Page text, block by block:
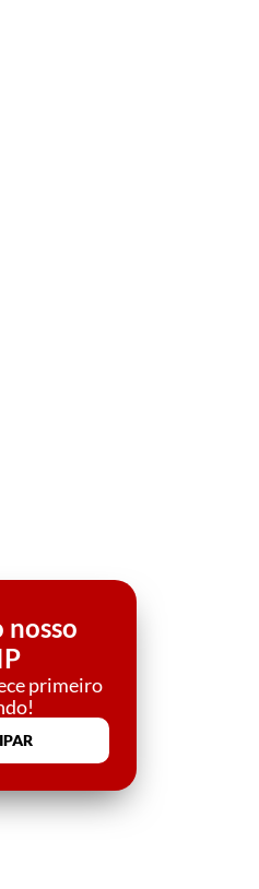
nosso
primeiro